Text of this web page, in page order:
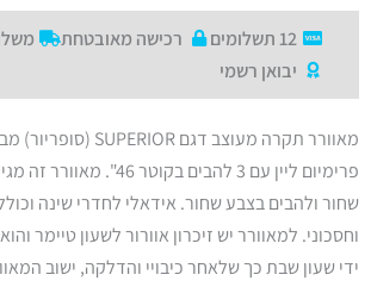
DC
12 תשלומים רכישה מאובטחת
יבואן רשמי
פרימיום ליין עם 3 להבים
וחסכוני. למאוורר יש זיכרון אוורור לשעון טיימר
ידי שעון שבת כך שלאחר כיבויי והדלקה, ישוב